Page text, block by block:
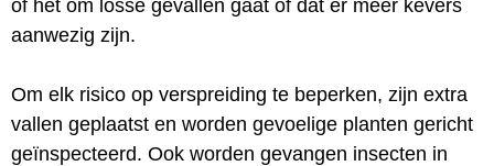
of het om losse gevallen gaat of dat er meer kevers
aanwezig zijn.
Om elk risico op verspreiding te beperken, zijn extra
vallen geplaatst en worden gevoelige planten gericht
geïnspecteerd. Ook worden gevangen insecten in